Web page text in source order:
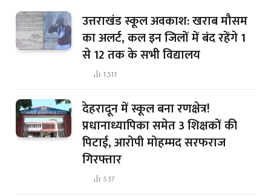
उत्तराखंड स्कूल अवकाश: खराब मौसम
का अलर्ट, कल इन जिलों में बंद रहेंगे 1
से 12 तक के सभी विद्यालय
1,511
देहरादून में स्कूल बना रणक्षेत्र!
प्रधानाध्यापिका समेत 3 शिक्षकों की
पिटाई, आरोपी मोहम्मद सरफराज
गिरफ्तार
537